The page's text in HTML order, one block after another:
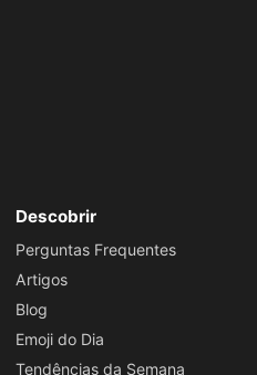
Descobrir
Perguntas Frequentes
Artigos
Blog
Emoji do Dia
Tendências da Semana